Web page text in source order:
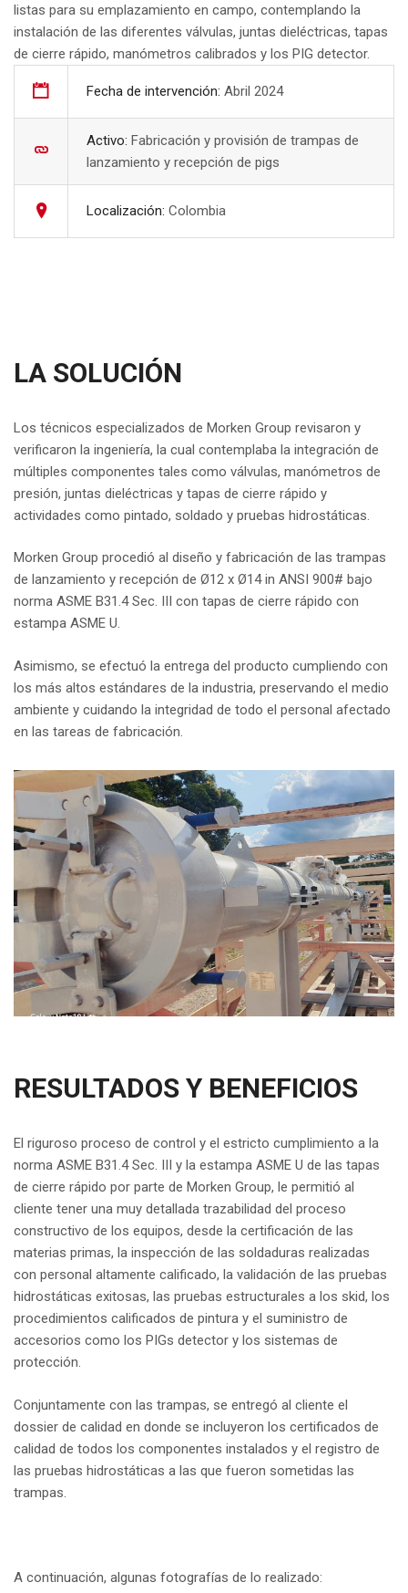
listas para su emplazamiento en campo, contemplando la
instalación de las diferentes válvulas, juntas dieléctricas, tapas
de cierre rápido, manómetros calibrados y los PIG detector.
Fecha de intervención: Abril 2024
Activo: Fabricación y provisión de trampas de
lanzamiento y recepción de pigs
Localización: Colombia
LA SOLUCIÓN
Los técnicos especializados de Morken Group revisaron y
verificaron la ingeniería, la cual contemplaba la integración de
múltiples componentes tales como válvulas, manómetros de
presión, juntas dieléctricas y tapas de cierre rápido y
actividades como pintado, soldado y pruebas hidrostáticas.
Morken Group procedió al diseño y fabricación de las trampas
de lanzamiento y recepción de Ø12 x Ø14 in ANSI 900# bajo
norma ASME B31.4 Sec. III con tapas de cierre rápido con
estampa ASME U.
Asimismo, se efectuó la entrega del producto cumpliendo con
los más altos estándares de la industria, preservando el medio
ambiente y cuidando la integridad de todo el personal afectado
en las tareas de fabricación.
RESULTADOS Y BENEFICIOS
El riguroso proceso de control y el estricto cumplimiento a la
norma ASME B31.4 Sec. III y la estampa ASME U de las tapas
de cierre rápido por parte de Morken Group, le permitió al
cliente tener una muy detallada trazabilidad del proceso
constructivo de los equipos, desde la certificación de las
materias primas, la inspección de las soldaduras realizadas
con personal altamente calificado, la validación de las pruebas
hidrostáticas exitosas, las pruebas estructurales a los skid, los
procedimientos calificados de pintura y el suministro de
accesorios como los PIGs detector y los sistemas de
protección.
Conjuntamente con las trampas, se entregó al cliente el
dossier de calidad en donde se incluyeron los certificados de
calidad de todos los componentes instalados y el registro de
las pruebas hidrostáticas a las que fueron sometidas las
trampas.
A continuación, algunas fotografías de lo realizado: